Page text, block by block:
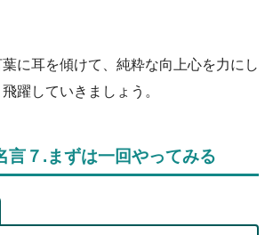
耳を傾けて、純粋な向上心を力にし
躍していきましょう。
言７.まずは一回やってみる